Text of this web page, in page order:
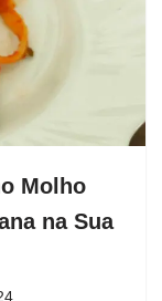
Molho
na Sua